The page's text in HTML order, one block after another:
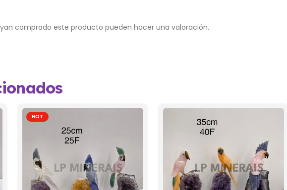
comprado este producto pueden hacer una valoración.
HOT